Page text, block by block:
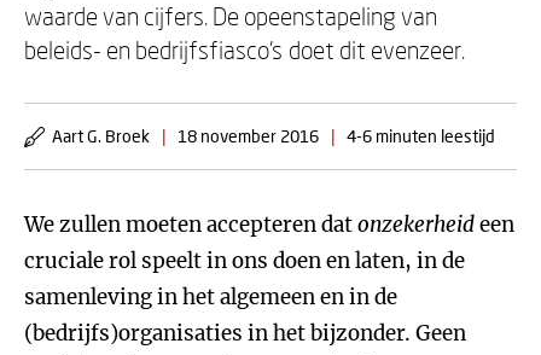
waarde van cijfers. De opeenstapeling van
beleids- en bedrijfsfiasco’s doet dit evenzeer.
Aart G. Broek | 18 november 2016 | 4-6 minuten leestijd
We zullen moeten accepteren datonzekerheideen
cruciale rol speelt in ons doen en laten, in de
samenleving in het algemeen en in de
(bedrijfs)organisaties in het bijzonder. Geen